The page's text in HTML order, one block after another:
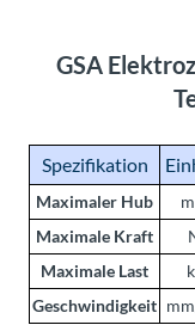
GSA
Spezifikation
Maximaler Hub
Maximale Kraft
Maximale Last
Geschwindigkeit